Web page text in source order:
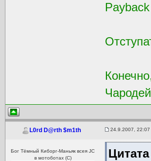
L0rd D@rth $m1th 24.9.2007, 22:07
Бог Тёмный Киборг-Маньяк всея JC
в мотоботах (С)
Цитата